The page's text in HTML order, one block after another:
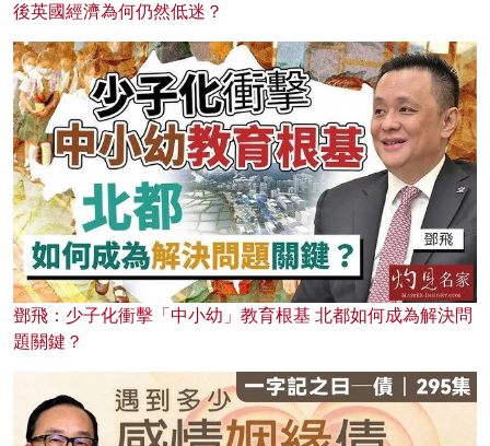
後英國經濟為何仍然低迷？
鄧飛：少子化衝擊「中小幼」教育根基 北都如何成為解決問
題關鍵？